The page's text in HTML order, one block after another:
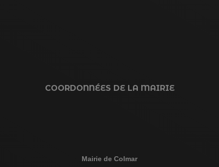
COORDONNÉES DE LA MAIRIE
Mairie de Colmar